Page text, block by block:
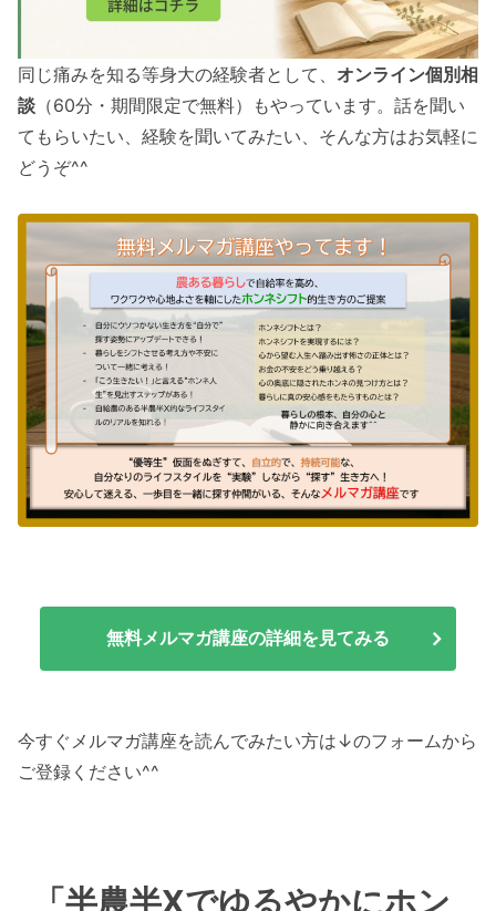
同じ痛みを知る等身大の経験者として、 オンライン個別相
談 （60分・期間限定で無料）もやっています。話を聞い
てもらいたい、経験を聞いてみたい、そんな方はお気軽に
どうぞ^^
無料メルマガ講座の詳細を見てみる
今すぐメルマガ講座を読んでみたい方は↓のフォームから
ご登録ください^^
「半農半Xでゆるやかにホン